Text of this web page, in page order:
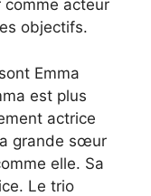
acteur
objectifs.
Emma
est plus
actrice
grande sœur
elle. Sa
Le trio